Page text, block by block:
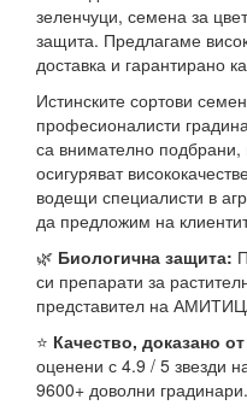
зеленчуци, семена за
защита. Предлагаме
доставка и гарантирано
Истинските сортови
професионалисти
са внимателно подбрани,
осигуряват
водещи специалисти в
да предложим на
🌿 Биологична защита:
си препарати за
представител на
⭐ Качество, доказано
оценени с 4.9 / 5 звезди
9600+ доволни градинари.